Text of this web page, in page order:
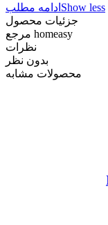
ادامه مطلب Show less
جزئیات محصول
homeasy
نظرات
بدون نظر
محصولات مشابه